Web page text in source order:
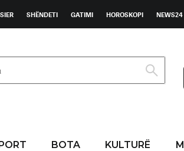
SHËNDETI GATIMI HOROSKOPI NEWS24
BOTA KULTURË